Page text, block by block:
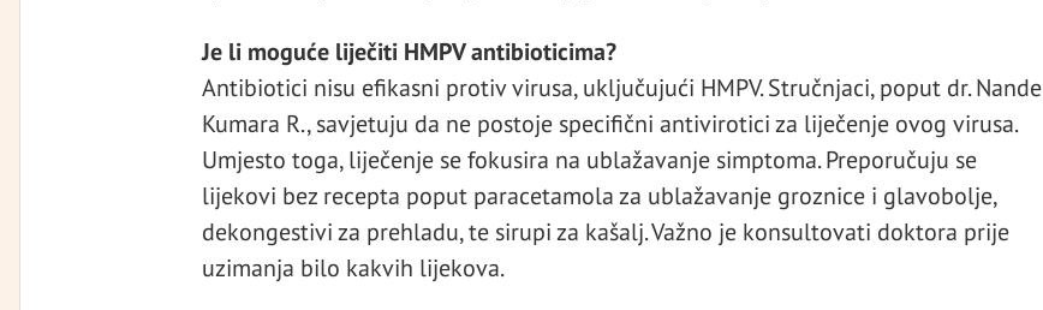
Je li moguće liječiti HMPV antibioticima?
Antibiotici nisu efikasni protiv virusa, uključujući HMPV. Stručnjaci, poput dr. Nande
Kumara R., savjetuju da ne postoje specifični antivirotici za liječenje ovog virusa.
Umjesto toga, liječenje se fokusira na ublažavanje simptoma. Preporučuju se
lijekovi bez recepta poput paracetamola za ublažavanje groznice i glavobolje,
dekongestivi za prehladu, te sirupi za kašalj. Važno je konsultovati doktora prije
uzimanja bilo kakvih lijekova.